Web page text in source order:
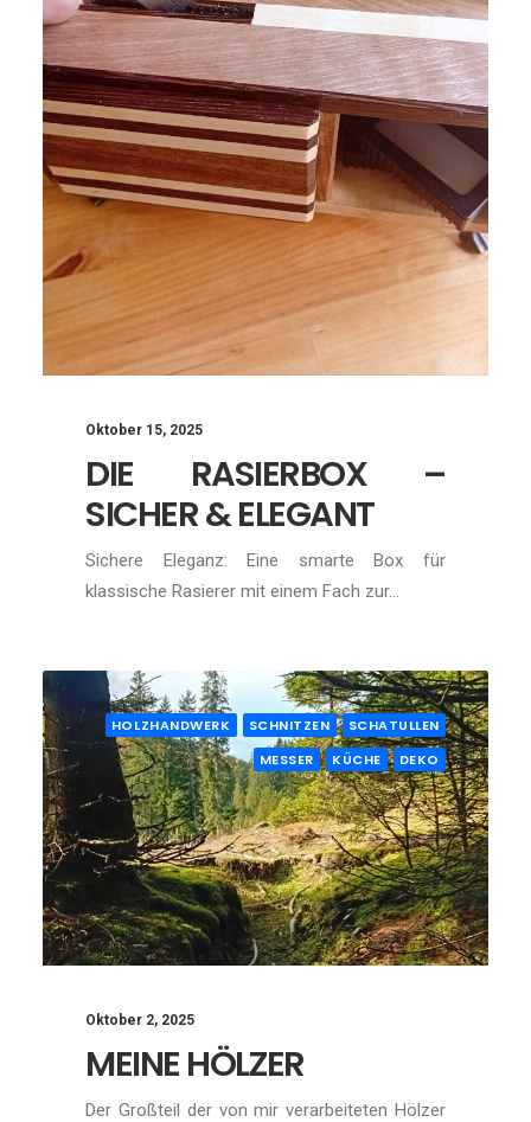
Oktober 15, 2025
DIE RASIERBOX –
SICHER & ELEGANT
Sichere Eleganz: Eine smarte Box für
klassische Rasierer mit einem Fach zur…
HOLZHANDWERK SCHNITZEN
SCHATULLEN
MESSER
KÜCHE DEKO
Oktober 2, 2025
MEINE HÖLZER
Der Großteil der von mir verarbeiteten Hölzer